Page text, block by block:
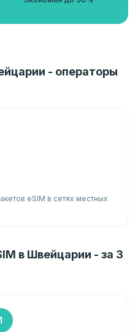
- операторы
eSIM в сетях местных
в Швейцарии - за 3